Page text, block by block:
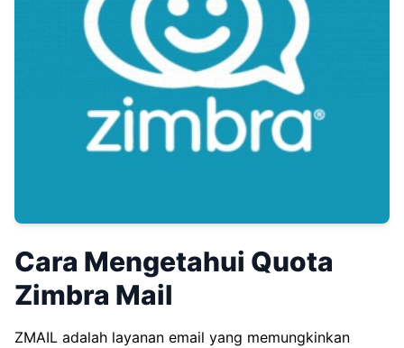
Cara Mengetahui Quota
Zimbra Mail
ZMAIL adalah layanan email yang memungkinkan